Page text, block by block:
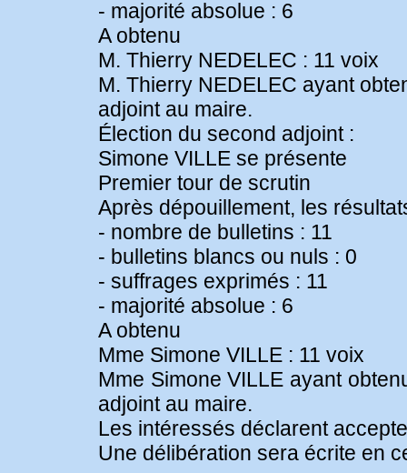
- majorité absolue : 6
A obtenu
M. Thierry NEDELEC : 11 voix
M. Thierry NEDELEC ayant
adjoint au maire.
Élection du second adjoint :
Simone VILLE se présente
Premier tour de scrutin
Après dépouillement, les
- nombre de bulletins : 11
- bulletins blancs ou nuls : 0
- suffrages exprimés : 11
- majorité absolue : 6
A obtenu
Mme Simone VILLE : 11 voix
Mme Simone VILLE ayant
adjoint au maire.
Les intéressés déclarent
Une délibération sera écrite en